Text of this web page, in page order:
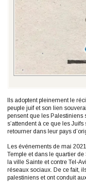
Ils adoptent pleinement le
peuple juif et son lien
pensent que les Palestiniens
s’attendent à ce que les
retourner dans leur pays
Les événements de mai
Temple et dans le quartier
la ville Sainte et contre Tel-
réseaux sociaux. De ce fait,
palestiniens et ont conduit